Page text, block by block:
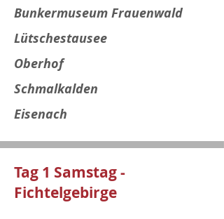
Bunkermuseum Frauenwald
Lütschestausee
Oberhof
Schmalkalden
Eisenach
Tag 1 Samstag -
Fichtelgebirge